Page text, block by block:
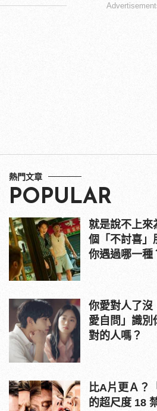
熱門文章
POPULAR
就是說不上來
個「不討喜」
你遇過哪一種
你愛對人了沒
愛自問」識別
對的人嗎？
比A片更Ａ？
的超尺度 18